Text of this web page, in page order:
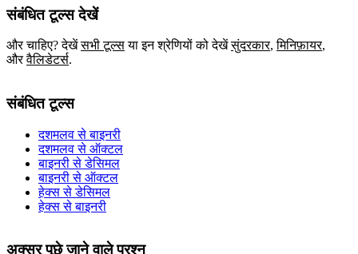
संबंधित टूल्स देखें
और चाहिए? देखें सभी टूल्स या इन श्रेणियों को देखें सुंदरकार,मिनिफ़ायर,
और वैलिडेटर्स.
संबंधित टूल्स
दशमलव से बाइनरी
दशमलव से ऑक्टल
बाइनरी से डेसिमल
बाइनरी से ऑक्टल
हेक्स से डेसिमल
हेक्स से बाइनरी
अक्सर पूछे जाने वाले प्रश्न